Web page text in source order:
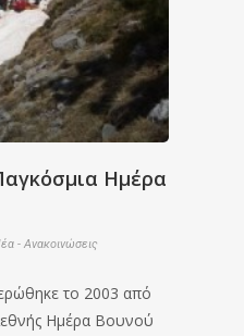
Ημέρα
- Ανακοινώσεις
το 2003 από
Ημέρα Βουνού